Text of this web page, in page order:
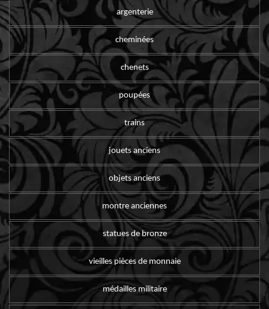
argenterie
cheminées
chenets
poupées
trains
jouets anciens
objets anciens
montre anciennes
statues de bronze
vieilles pièces de monnaie
médailles militaire